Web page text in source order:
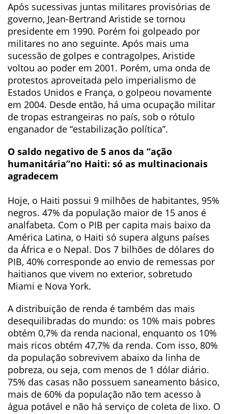
Após sucessivas juntas militares provisórias de
governo, Jean-Bertrand Aristide se tornou
presidente em 1990. Porém foi golpeado por
militares no ano seguinte. Após mais uma
sucessão de golpes e contragolpes, Aristide
voltou ao poder em 2001. Porém, uma onda de
protestos aproveitada pelo imperialismo de
Estados Unidos e França, o golpeou novamente
em 2004. Desde então, há uma ocupação militar
de tropas estrangeiras no país, sob o rótulo
enganador de “estabilização política”.
O saldo negativo de 5 anos da “ação
humanitária”no Haiti: só as multinacionais
agradecem
Hoje, o Haiti possui 9 milhões de habitantes, 95%
negros. 47% da população maior de 15 anos é
analfabeta. Com o PIB per capita mais baixo da
América Latina, o Haiti só supera alguns países
da África e o Nepal. Dos 7 bilhões de dólares do
PIB, 40% corresponde ao envio de remessas por
haitianos que vivem no exterior, sobretudo
Miami e Nova York.
A distribuição de renda é também das mais
desequilibradas do mundo: os 10% mais pobres
obtém 0,7% da renda nacional, enquanto os 10%
mais ricos obtém 47,7% da renda. Com isso, 80%
da população sobrevivem abaixo da linha de
pobreza, ou seja, com menos de 1 dólar diário.
75% das casas não possuem saneamento básico,
mais de 60% da população não tem acesso à
água potável e não há serviço de coleta de lixo. O